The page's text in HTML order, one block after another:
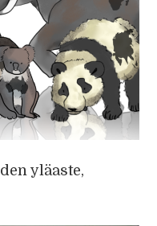
yläaste,